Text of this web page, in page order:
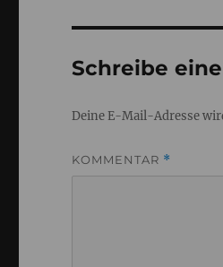
Schreibe
Deine E-Mail-Adresse
KOMMENTAR *